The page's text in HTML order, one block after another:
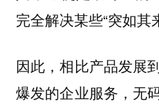
完全解决某些“突如其
因此，相比产品发展
爆发的企业服务，无